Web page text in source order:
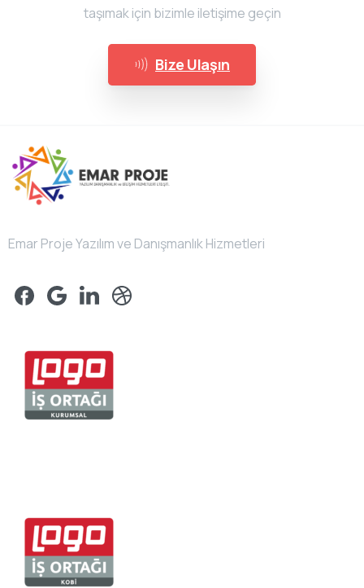
taşımak için bizimle iletişime geçin
Bize Ulaşın
Emar Proje Yazılım ve Danışmanlık Hizmetleri